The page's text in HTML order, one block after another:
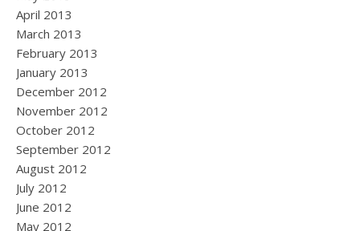
April 2013
March 2013
February 2013
January 2013
December 2012
November 2012
October 2012
September 2012
August 2012
July 2012
June 2012
May 2012